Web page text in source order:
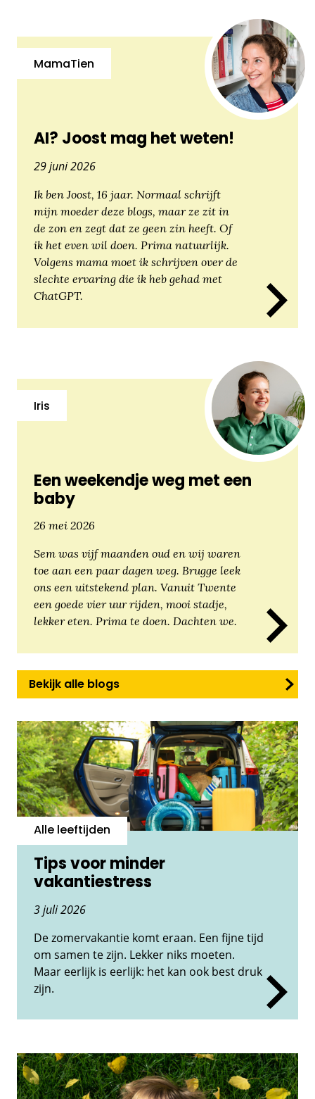
AI? Joost mag het weten!
MamaTien
29 juni 2026
Ik ben Joost, 16 jaar. Normaal schrijft
mijn moeder deze blogs, maar ze zit in
de zon en zegt dat ze geen zin heeft. Of
ik het even wil doen. Prima natuurlijk.
Volgens mama moet ik schrijven over de
slechte ervaring die ik heb gehad met
ChatGPT.
Een weekendje weg met een
baby
Iris
26 mei 2026
Sem was vijf maanden oud en wij waren
toe aan een paar dagen weg. Brugge leek
ons een uitstekend plan. Vanuit Twente
een goede vier uur rijden, mooi stadje,
lekker eten. Prima te doen. Dachten we.
Bekijk alle blogs
Tips voor minder
vakantiestress
Alle leeftijden
3 juli 2026
De zomervakantie komt eraan. Een fijne tijd
om samen te zijn. Lekker niks moeten.
Maar eerlijk is eerlijk: het kan ook best druk
zijn.